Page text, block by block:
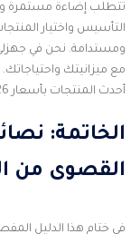
تتطلب إضاءة مستمرة
التأسيس واختيار
ومستدامة. نحن في
مع ميزانيتك
أحدث المنتجات بأسعار 2026 الحصري
الخاتمة:
القصوى من
في ختام هذا الدليل